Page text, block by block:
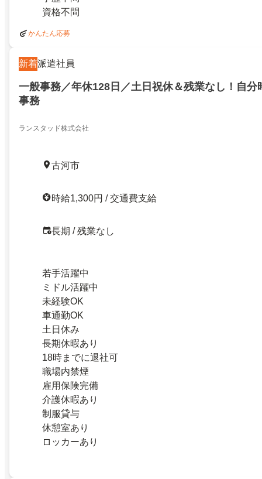
資格不問
かんたん応募
新着派遣社員
一般事務／年休128日／土日祝休＆残業なし！自分
事務
ランスタッド株式会社
古河市
時給1,300円 / 交通費支給
長期 / 残業なし
若手活躍中
ミドル活躍中
未経験OK
車通勤OK
土日休み
長期休暇あり
18時までに退社可
職場内禁煙
雇用保険完備
介護休暇あり
制服貸与
休憩室あり
ロッカーあり